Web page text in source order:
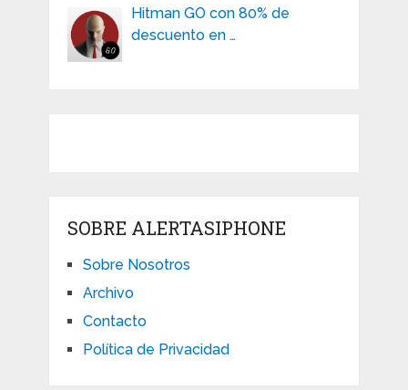
Hitman GO con 80% de
descuento en …
SOBRE ALERTASIPHONE
Sobre Nosotros
Archivo
Contacto
Política de Privacidad